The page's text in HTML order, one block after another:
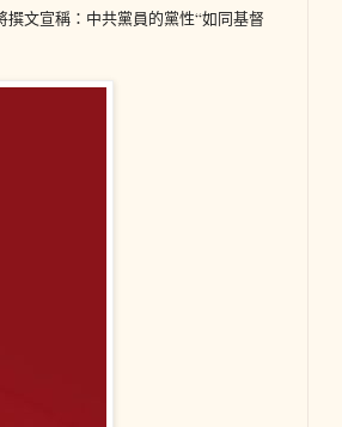
文宣稱：中共黨員的黨性“如同基督